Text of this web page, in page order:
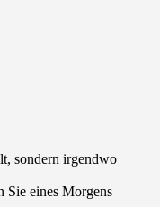
sondern irgendwo
Sie eines Morgens